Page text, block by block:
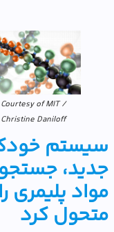
Courtesy of MIT /
Christine Daniloff
خودکار
جستجوی
پلیمری را
کرد